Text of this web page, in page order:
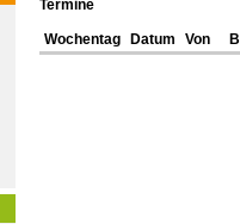
Termine
Wochentag Datum Von